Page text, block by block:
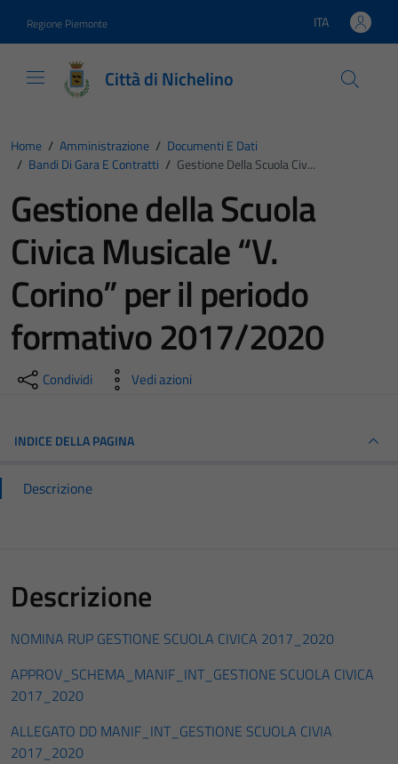
Regione Piemonte Lingua attiva:
ITA
Città di Nichelino
Home / Amministrazione / Documenti E Dati
/ Bandi Di Gara E Contratti / Gestione Della Scuola Civ...
Gestione della Scuola
Civica Musicale “V.
Corino” per il periodo
formativo 2017/2020
Condividi Vedi azioni
INDICE DELLA PAGINA
Descrizione
Descrizione
NOMINA RUP GESTIONE SCUOLA CIVICA 2017_2020
APPROV_SCHEMA_MANIF_INT_GESTIONE SCUOLA CIVICA
2017_2020
ALLEGATO DD MANIF_INT_GESTIONE SCUOLA CIVIA
2017_2020